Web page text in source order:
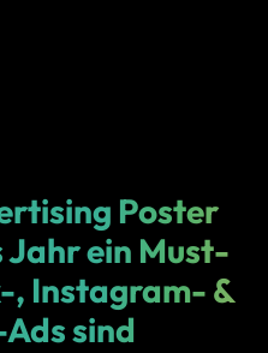
Poster
Jahr ein Must-
, Instagram- &
sind